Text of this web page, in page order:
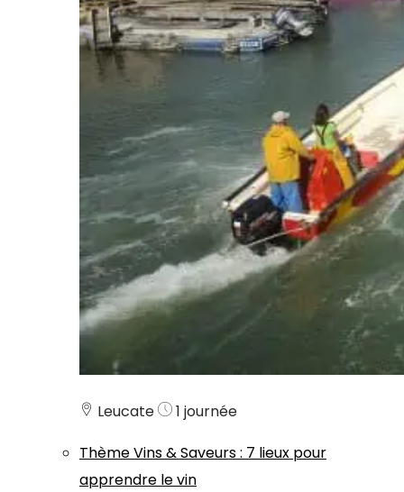
Leucate
1 journée
ThèmeVins & Saveurs: 7 lieux pour
apprendre le vin